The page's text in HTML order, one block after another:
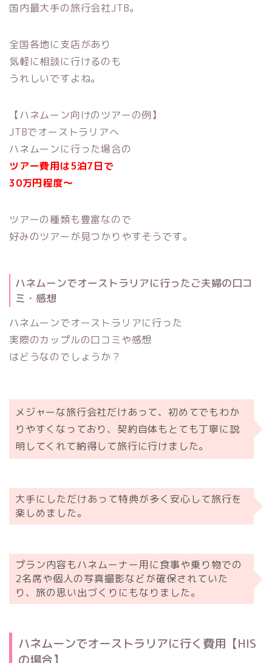
国内最大手の旅行会社JTB。
全国各地に支店があり
気軽に相談に行けるのも
うれしいですよね。
【ハネムーン向けのツアーの例】
JTBでオーストラリアへ
ハネムーンに行った場合の
ツアー費用は5泊7日で
30万円程度～
ツアーの種類も豊富なので
好みのツアーが見つかりやすそうです。
ハネムーンでオーストラリアに行ったご夫婦の口コ
ミ・感想
ハネムーンでオーストラリアに行った
実際のカップルの口コミや感想
はどうなのでしょうか？
メジャーな旅行会社だけあって、初めてでもわか
りやすくなっており、契約自体もとても丁寧に説
明してくれて納得して旅行に行けました。
大手にしただけあって特典が多く安心して旅行を
楽しめました。
プラン内容もハネムーナー用に食事や乗り物での
2名席や個人の写真撮影などが確保されていた
り、旅の思い出づくりにもなりました。
ハネムーンでオーストラリアに行く費用【HIS
の場合】